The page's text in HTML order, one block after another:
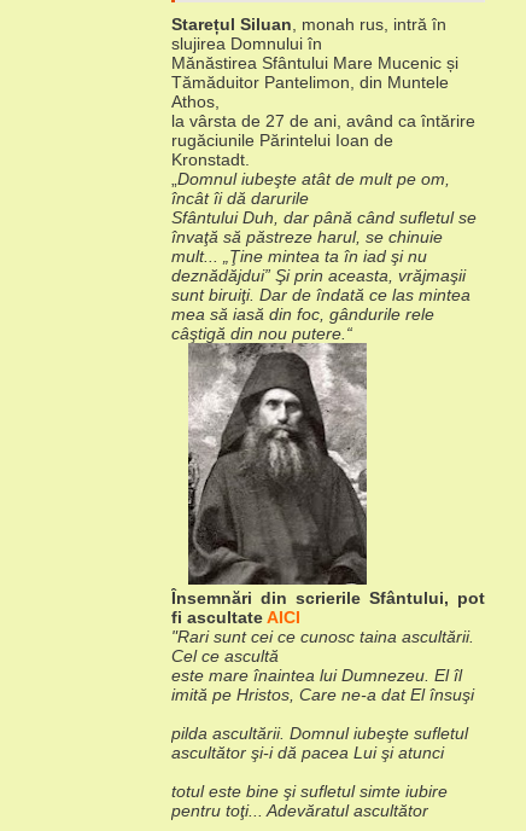
Starețul Siluan , monah rus, intră în
slujirea Domnului în
Mănăstirea Sfântului Mare Mucenic și
Tămăduitor Pantelimon, din Muntele
Athos,
la vârsta de 27 de ani, având ca întărire
rugăciunile Părintelui Ioan de
Kronstadt.
Domnul iubeşte atât de mult pe om,
încât îi dă darurile
Sfântului Duh, dar până când sufletul se
învaţă să păstreze harul, se chinuie
mult... „Ţine mintea ta în iad şi nu
deznădăjdui” Şi prin aceasta, vrăjmaşii
sunt biruiţi. Dar de îndată ce las mintea
mea să iasă din foc, gândurile rele
câştigă din nou putere.“
Însemnări din scrierile Sfântului, pot
fi ascultateAICI
"Rari sunt cei ce cunosc taina ascultării.
Cel ce ascultă
este mare înaintea lui Dumnezeu. El îl
imită pe Hristos, Care ne-a dat El însuşi
pilda ascultării. Domnul iubeşte sufletul
ascultător şi-i dă pacea Lui şi atunci
totul este bine şi sufletul simte iubire
pentru toţi... Adevăratul ascultător